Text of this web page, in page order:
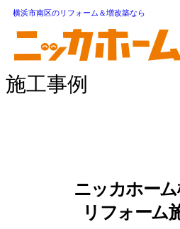
横浜市南区のリフォーム＆増改築なら
施工事例
ニッカホー
リフォーム